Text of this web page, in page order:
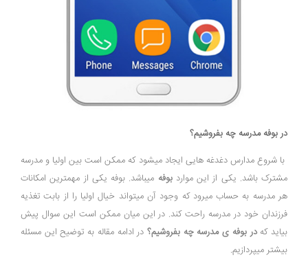
در بوفه مدرسه چه بفروشیم؟
با شروع مدارس دغدغه هایی ایجاد میشود که ممکن است بین اولیا و مدرسه
مشترک باشد. یکی از این مواردبوفه میباشد. بوفه یکی از مهمترین امکانات
هر مدرسه به حساب میرود که وجود آن میتواند خیال اولیا را از بابت تغذیه
فرزندان خود در مدرسه راحت کند. در این میان ممکن است این سوال پیش
بیاید کهدر بوفه ی مدرسه چه بفروشیم؟ در ادامه مقاله به توضیح این مسئله
بیشتر میپردازیم.